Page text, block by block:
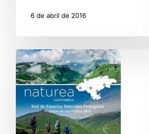
6 de abril de 2016
Naturea
Cantabria
presenta
su
Programa
de